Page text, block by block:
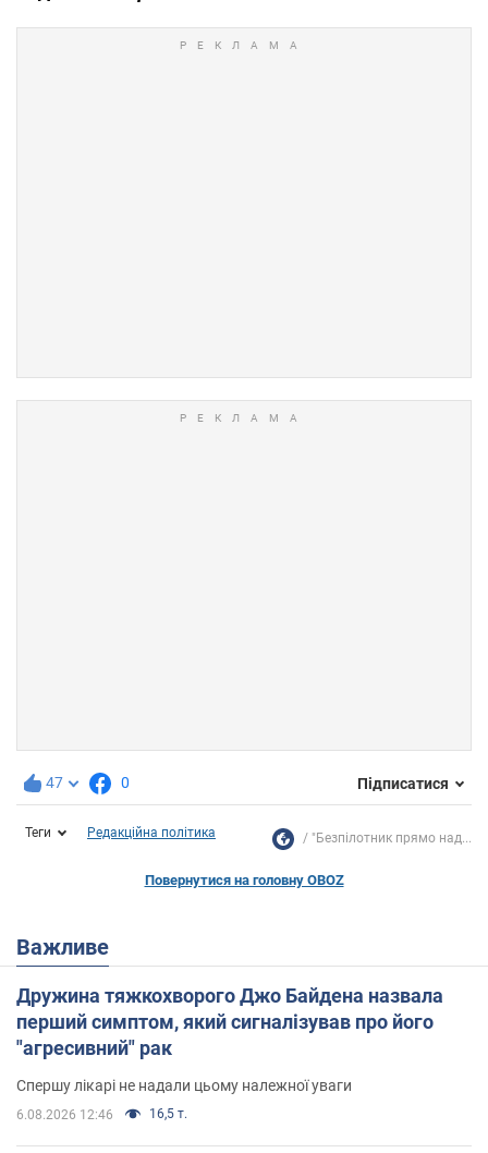
47 0 Підписатися
Теги Редакційна політика "Безпілотник прямо над...
Повернутися на головну OBOZ
Важливе
Дружина тяжкохворого Джо Байдена назвала
перший симптом, який сигналізував про його
"агресивний" рак
Спершу лікарі не надали цьому належної уваги
6.08.2026 12:46 16,5 т.